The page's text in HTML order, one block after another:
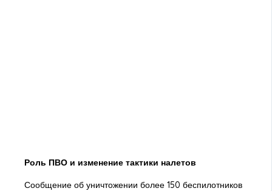
Роль ПВО и изменение тактики налетов
Сообщение об уничтожении более 150 беспилотников